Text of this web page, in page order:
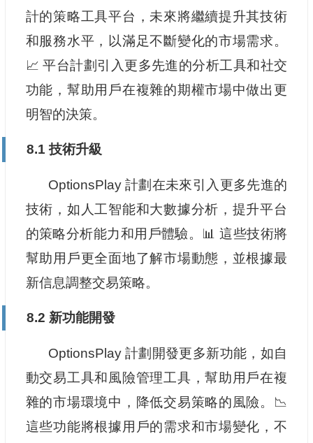
計的策略工具平台，未來將繼續提升其技術
和服務水平，以滿足不斷變化的市場需求。
📈 平台計劃引入更多先進的分析工具和社交
功能，幫助用戶在複雜的期權市場中做出更
明智的決策。
8.1 技術升級
OptionsPlay 計劃在未來引入更多先進的
技術，如人工智能和大數據分析，提升平台
的策略分析能力和用戶體驗。📊 這些技術將
幫助用戶更全面地了解市場動態，並根據最
新信息調整交易策略。
8.2 新功能開發
OptionsPlay 計劃開發更多新功能，如自
動交易工具和風險管理工具，幫助用戶在複
雜的市場環境中，降低交易策略的風險。📉
這些功能將根據用戶的需求和市場變化，不